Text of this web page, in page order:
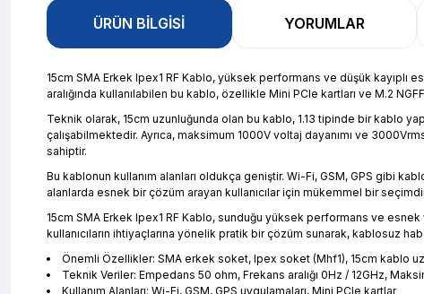
ÜRÜN BILGISI YORUMLAR
15cm SMA Erkek Ipex1 RF Kablo, yüksek performans ve düşük kayıplı
aralığında kullanılabilen bu kablo, özellikle Mini PCIe kartları ve M.2
Teknik olarak, 15cm uzunluğunda olan bu kablo, 1.13 tipinde bir kablo
çalışabilmektedir. Ayrıca, maksimum 1000V voltaj dayanımı ve
sahiptir.
Bu kablonun kullanım alanları oldukça geniştir. Wi-Fi, GSM, GPS gibi
alanlarda esnek bir çözüm arayan kullanıcılar için mükemmel bir
15cm SMA Erkek Ipex1 RF Kablo, sunduğu yüksek performans ve
kullanıcıların ihtiyaçlarına yönelik pratik bir çözüm sunarak, kablosuz
Önemli Özellikler: SMA erkek soket, Ipex soket (Mhf1), 15cm kablo
Teknik Veriler: Empedans 50 ohm, Frekans aralığı 0Hz / 12GHz,
Kullanım Alanları: Wi-Fi, GSM, GPS uygulamaları, Mini PCIe kartlar